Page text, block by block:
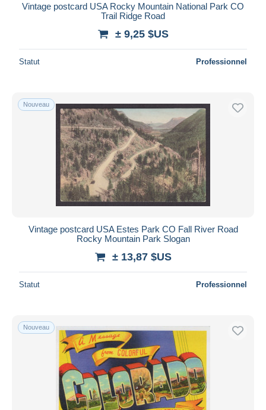
Vintage postcard USA Rocky Mountain National Park CO
Trail Ridge Road
± 9,25 $US
Statut Professionnel
Nouveau
Vintage postcard USA Estes Park CO Fall River Road
Rocky Mountain Park Slogan
± 13,87 $US
Statut Professionnel
Nouveau